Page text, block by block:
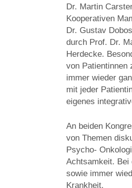
Dr. Martin
Kooperativen
Dr. Gustav
durch Prof. Dr.
Herdecke.
von Patientinnen
immer wieder
mit jeder
eigenes
An beiden
von Themen
Psycho-
Achtsamkeit. Bei
sowie immer
Krankheit.